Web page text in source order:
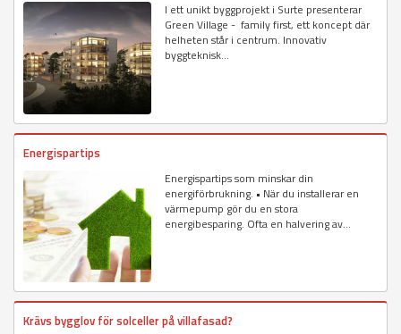
I ett unikt byggprojekt i Surte presenterar
Green Village - family first, ett koncept där
helheten står i centrum. Innovativ
byggteknisk...
Energispartips
Energispartips som minskar din
energiförbrukning. • När du installerar en
värmepump gör du en stora
energibesparing. Ofta en halvering av...
Krävs bygglov för solceller på villafasad?